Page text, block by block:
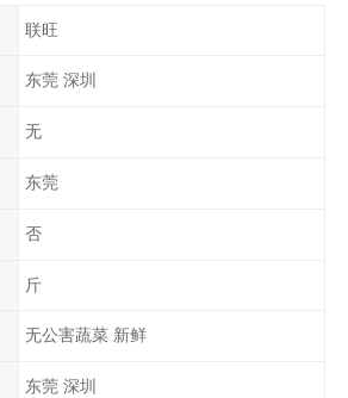
联旺
东莞 深圳
无
东莞
否
斤
无公害蔬菜 新鲜
东莞 深圳